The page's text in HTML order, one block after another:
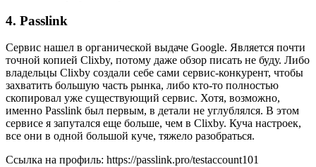
4. Passlink
Сервис нашел в органической выдаче Google. Является почти
точной копией Clixby, потому даже обзор писать не буду. Либо
владельцы Clixby создали себе сами сервис-конкурент, чтобы
захватить большую часть рынка, либо кто-то полностью
скопировал уже существующий сервис. Хотя, возможно,
именно Passlink был первым, в детали не углублялся. В этом
сервисе я запутался еще больше, чем в Clixby. Куча настроек,
все они в одной большой куче, тяжело разобраться.
Ссылка на профиль: https://passlink.pro/testaccount101